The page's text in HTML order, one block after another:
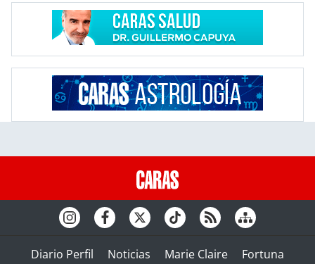
Diario Perfil Noticias Marie Claire Fortuna